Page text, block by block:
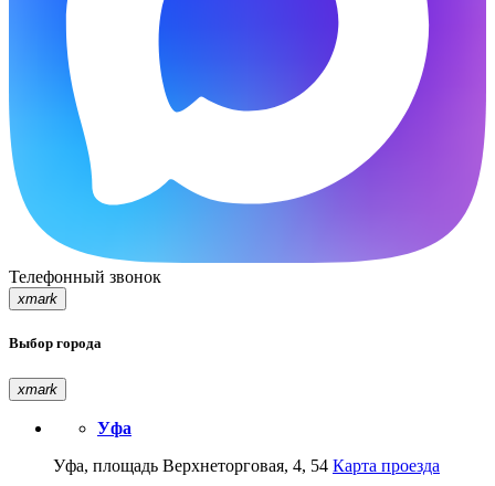
Телефонный звонок
xmark
Выбор города
xmark
Уфа
Уфа, площадь Верхнеторговая, 4, 54 Карта проезда